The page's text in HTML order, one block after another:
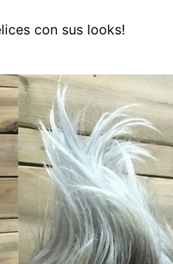
con sus looks!